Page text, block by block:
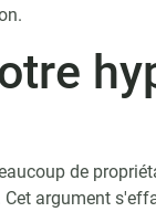
de
argument